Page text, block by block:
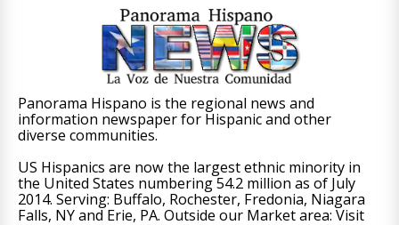
Panorama Hispano is the regional news and
information newspaper for Hispanic and other
diverse communities.
US Hispanics are now the largest ethnic minority in
the United States numbering 54.2 million as of July
2014. Serving: Buffalo, Rochester, Fredonia, Niagara
Falls, NY and Erie, PA. Outside our Market area: Visit